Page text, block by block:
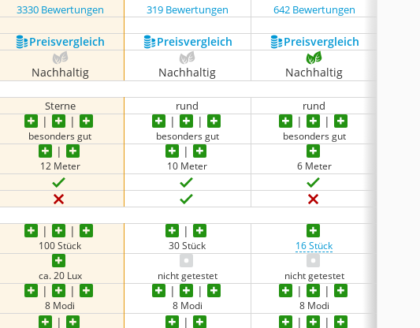
3330 Bewertungen 319 Bewertungen 642 Bewertungen
Preis­vergleich Preis­vergleich Preis­vergleich
Nachhaltig Nachhaltig Nachhaltig
Sterne rund
rund
besonders gut besonders gut besonders gut
12 Meter 10 Meter 6 Meter
100 Stück 30 Stück 16 Stück
ca. 20 Lux nicht getestet nicht getestet
8 Modi 8 Modi 8 Modi